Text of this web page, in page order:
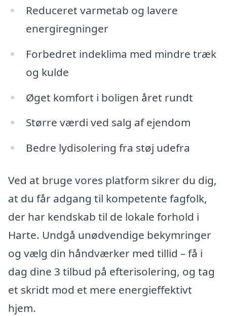
Reduceret varmetab og lavere
energiregninger
Forbedret indeklima med mindre træk
og kulde
Øget komfort i boligen året rundt
Større værdi ved salg af ejendom
Bedre lydisolering fra støj udefra
Ved at bruge vores platform sikrer du dig,
at du får adgang til kompetente fagfolk,
der har kendskab til de lokale forhold i
Harte. Undgå unødvendige bekymringer
og vælg din håndværker med tillid – få i
dag dine 3 tilbud på efterisolering, og tag
et skridt mod et mere energieffektivt
hjem.